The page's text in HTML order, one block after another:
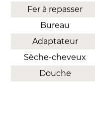
Fer à repasser
Bureau
Adaptateur
Sèche-cheveux
Douche